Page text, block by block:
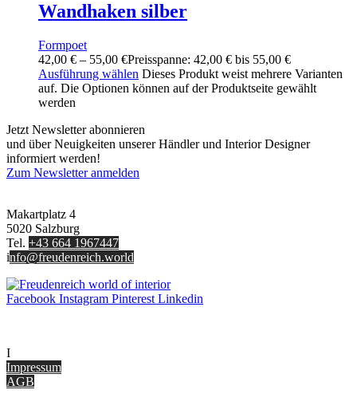
Wandhaken silber
Formpoet
42,00 € – 55,00 €Preisspanne: 42,00 € bis 55,00 €
Ausführung wählen Dieses Produkt weist mehrere Varianten
auf. Die Optionen können auf der Produktseite gewählt
werden
Jetzt Newsletter abonnieren
und über Neuigkeiten unserer Händler und Interior Designer
informiert werden!
Zum Newsletter anmelden
Makartplatz 4
5020 Salzburg
Tel. +43 664 1967447
info@freudenreich.world
Facebook Instagram Pinterest Linkedin
I
Impressum
AGB